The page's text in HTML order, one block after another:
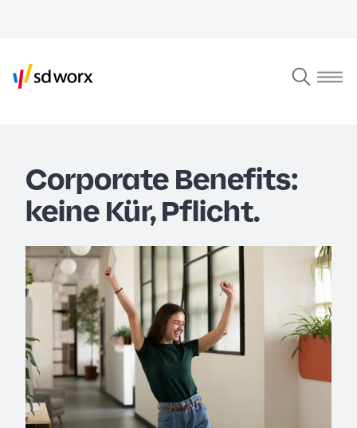
Corporate Benefits:
keine Kür, Pflicht.